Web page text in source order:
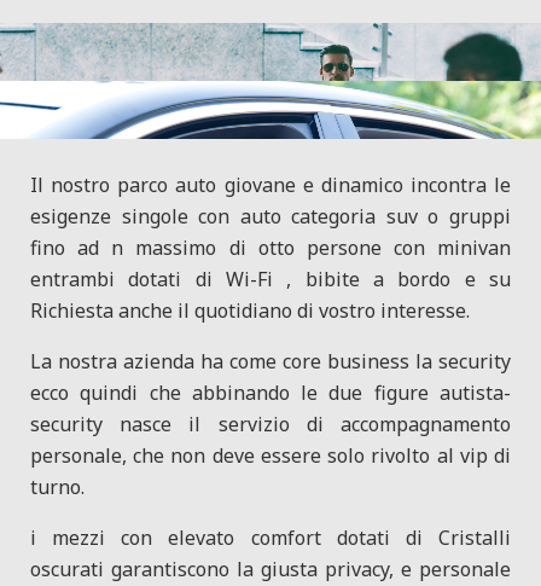
Il nostro parco auto giovane e dinamico incontra le
esigenze singole con auto categoria suv o gruppi
fino ad n massimo di otto persone con minivan
entrambi dotati di Wi-Fi , bibite a bordo e su
Richiesta anche il quotidiano di vostro interesse.
La nostra azienda ha come core business la security
ecco quindi che abbinando le due figure autista-
security nasce il servizio di accompagnamento
personale, che non deve essere solo rivolto al vip di
turno.
i mezzi con elevato comfort dotati di Cristalli
oscurati garantiscono la giusta privacy, e personale